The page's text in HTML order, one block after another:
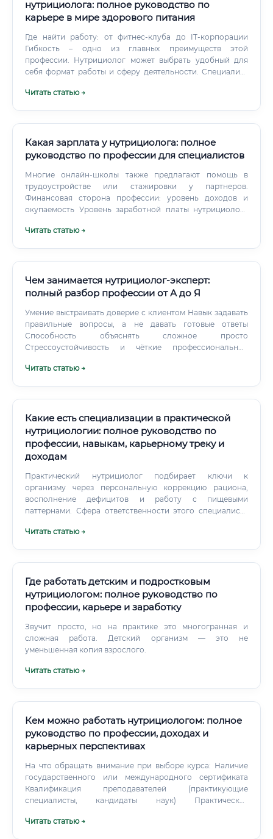
нутрициолога: полное руководство по
карьере в мире здорового питания
Где найти работу: от фитнес-клуба до IT-корпорации
Гибкость – одно из главных преимуществ этой
профессии. Нутрициолог может выбрать удобный для
себя формат работы и сферу деятельности. Специалист
или сарафанное радио.
Читать статью →
Какая зарплата у нутрициолога: полное
руководство по профессии для специалистов
Многие онлайн-школы также предлагают помощь в
трудоустройстве или стажировки у партнеров.
Финансовая сторона профессии: уровень доходов и
окупаемость Уровень заработной платы нутрициолога
работы, региона и личного бренда.
Читать статью →
Чем занимается нутрициолог-эксперт:
полный разбор профессии от А до Я
Умение выстраивать доверие с клиентом Навык задавать
правильные вопросы, а не давать готовые ответы
Способность объяснять сложное просто
Стрессоустойчивость и чёткие профессиональные
кто работает онлайн Отдельный момент — цифровые
— это уже не дополнительная опция, а базовая
необходимость для частной практики.
Читать статью →
Какие есть специализации в практической
нутрициологии: полное руководство по
профессии, навыкам, карьерному треку и
доходам
Практический нутрициолог подбирает ключи к
организму через персональную коррекцию рациона,
восполнение дефицитов и работу с пищевыми
паттернами. Сфера ответственности этого специалиста
текущего рациона и образа жизни человека с учетом его
Читать статью →
Где работать детским и подростковым
нутрициологом: полное руководство по
профессии, карьере и заработку
Звучит просто, но на практике это многогранная и
сложная работа. Детский организм — это не
уменьшенная копия взрослого.
Читать статью →
Кем можно работать нутрициологом: полное
руководство по профессии, доходах и
карьерных перспективах
На что обращать внимание при выборе курса: Наличие
государственного или международного сертификата
Квалификация преподавателей (практикующие
специалисты, кандидаты наук) Практическая
после окончания обучения Отзывы выпускников
Читать статью →